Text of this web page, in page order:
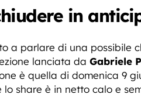
in
a parlare di una
lanciata da Gabriele
è quella di domenica 9
share è in netto calo e